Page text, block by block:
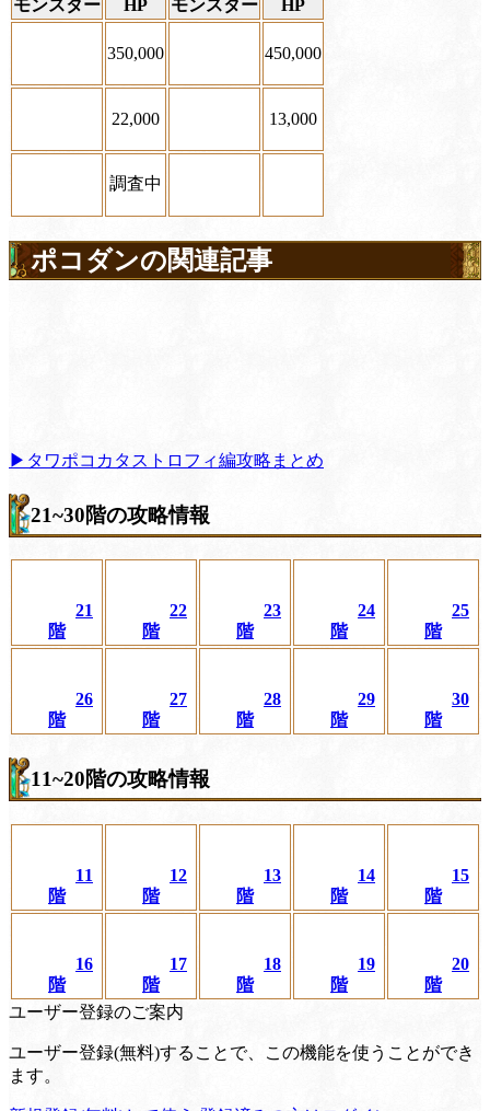
モンスター HP モンスター HP
350,000 450,000
22,000 13,000
調査中
ポコダンの関連記事
▶タワポコカタストロフィ編攻略まとめ
21~30階の攻略情報
21
階
22
階
23
階
24
階
25
階
26
階
27
階
28
階
29
階
30
階
11~20階の攻略情報
11
階
12
階
13
階
14
階
15
階
16
階
17
階
18
階
19
階
20
階
ユーザー登録のご案内
ユーザー登録(無料)することで、この機能を使うことができ
ます。